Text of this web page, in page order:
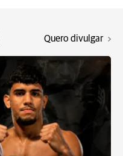
Quero divulgar